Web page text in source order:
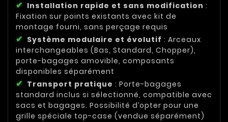
Installation rapide et sans modification :
Fixation sur points existants avec kit de
montage fourni, sans perçage requis
Système modulaire et évolutif : Arceaux
interchangeables (Bas, Standard, Chopper),
porte-bagages amovible, composants
disponibles séparément
Transport pratique : Porte-bagages
standard inclus si sélectionné, compatible avec
sacs et bagages. Possibilité d’opter pour une
grille spéciale top-case (vendue séparément)